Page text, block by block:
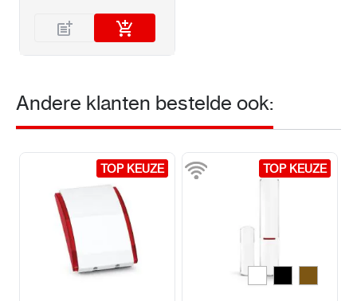
Andere klanten bestelde ook:
TOP KEUZE
TOP KEUZE TOP KEUZE
TOP KEUZE
Kleur
Wit